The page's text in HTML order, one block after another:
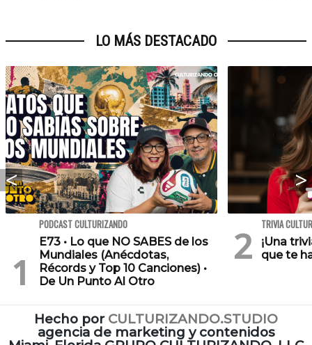
LO MÁS DESTACADO
PODCAST CULTURIZANDO
E73 • Lo que NO SABES de los
Mundiales (Anécdotas,
Récords y Top 10 Canciones) •
De Un Punto Al Otro
TRIVIA
¡Una
que te
Hecho por CULTURIZANDO.STUDIO
agencia de marketing y contenidos